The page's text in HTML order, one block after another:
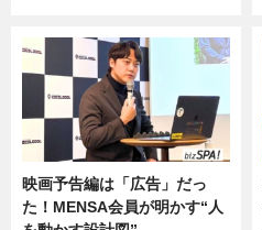
映画予告編は「広告」だっ
た！MENSA会員が明かす“人